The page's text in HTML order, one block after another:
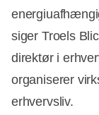
siger Troels
direktør i
organiserer
erhvervsliv.